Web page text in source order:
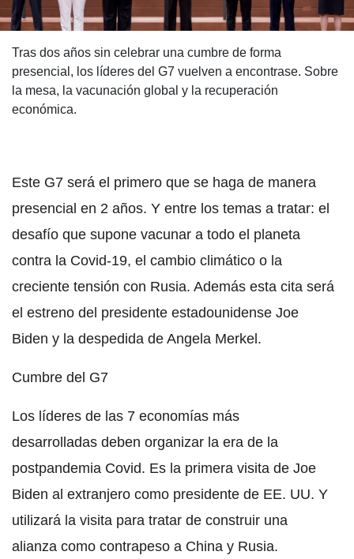
Tras dos años sin celebrar una cumbre de forma
presencial, los líderes del G7 vuelven a encontrase. Sobre
la mesa, la vacunación global y la recuperación
económica.
Este G7 será el primero que se haga de manera
presencial en 2 años. Y entre los temas a tratar: el
desafío que supone vacunar a todo el planeta
contra la Covid-19, el cambio climático o la
creciente tensión con Rusia. Además esta cita será
el estreno del presidente estadounidense Joe
Biden y la despedida de Angela Merkel.
Cumbre del G7
Los líderes de las 7 economías más
desarrolladas deben organizar la era de la
postpandemia Covid. Es la primera visita de Joe
Biden al extranjero como presidente de EE. UU. Y
utilizará la visita para tratar de construir una
alianza como contrapeso a China y Rusia.